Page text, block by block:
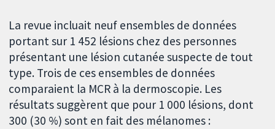
La revue incluait neuf ensembles de données
portant sur 1 452 lésions chez des personnes
présentant une lésion cutanée suspecte de tout
type. Trois de ces ensembles de données
comparaient la MCR à la dermoscopie. Les
résultats suggèrent que pour 1 000 lésions, dont
300 (30 %) sont en fait des mélanomes :